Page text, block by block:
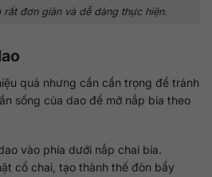
rất đơn giản và dễ dàng thực hiện.
quả nhưng cần cẩn trọng để tránh
sống của dao để mở nắp bia theo
vào phía dưới nắp chai bia.
cổ chai, tạo thành thế đòn bẩy